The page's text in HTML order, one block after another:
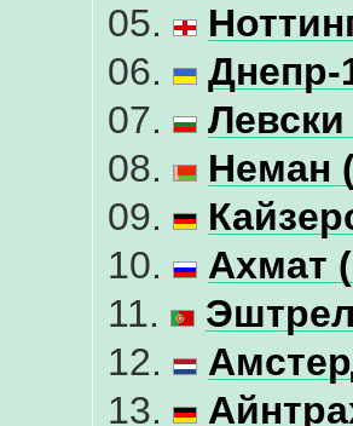
05.
06.
Днепр-
07.
08.
Неман
09.
10.
Ахмат
11.
12.
13.